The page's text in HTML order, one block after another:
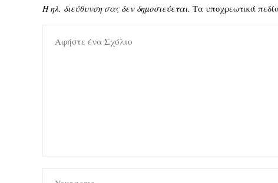
Η ηλ. διεύθυνση σας δεν δημοσιεύεται. Τα υποχρεωτικά